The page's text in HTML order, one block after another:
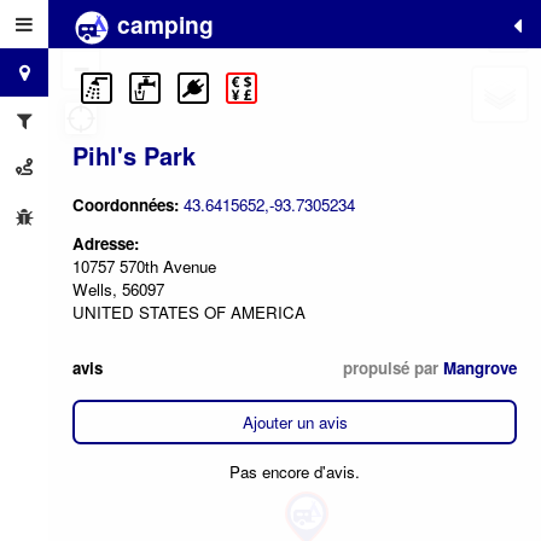
camping
Pihl's Park
Coordonnées: 43.6415652,-93.7305234
Adresse:
10757 570th Avenue
Wells, 56097
UNITED STATES OF AMERICA
avis propulsé par Mangrove
Ajouter un avis
Pas encore d'avis.
+
−